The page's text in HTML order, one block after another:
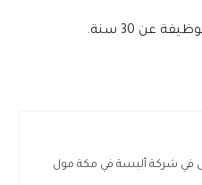
عن 30 سنة.
شركة ألبسة في مكة مول